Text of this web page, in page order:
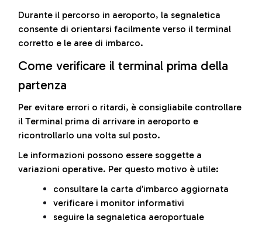
Durante il percorso in aeroporto, la segnaletica
consente di orientarsi facilmente verso il terminal
corretto e le aree di imbarco.
Come verificare il terminal prima della
partenza
Per evitare errori o ritardi, è consigliabile controllare
il Terminal prima di arrivare in aeroporto e
ricontrollarlo una volta sul posto.
Le informazioni possono essere soggette a
variazioni operative. Per questo motivo è utile:
consultare la carta d’imbarco aggiornata
verificare i monitor informativi
seguire la segnaletica aeroportuale